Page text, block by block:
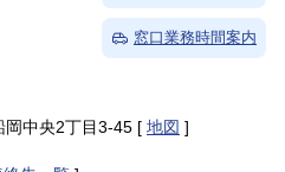
→
窓口業務時間案内
岡中央2丁目3-45 [ 地図 ]